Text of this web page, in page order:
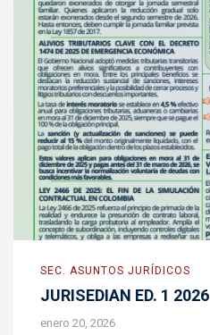
SEC. ASUNTOS JURÍDICOS
JURISEDIAN ED. 1 2026
enero 20, 2026